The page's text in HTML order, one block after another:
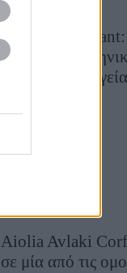
Cavos
αυθεντική
συναντά τη
Aiolia Avlaki
σε μία από τις